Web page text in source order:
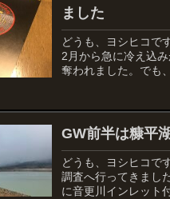
ました
どうも、ヨシヒコで
2月から急に冷え込
奪われました。でも
GW前半は糠平
どうも、ヨシヒコで
調査へ行ってきまし
に音更川インレット